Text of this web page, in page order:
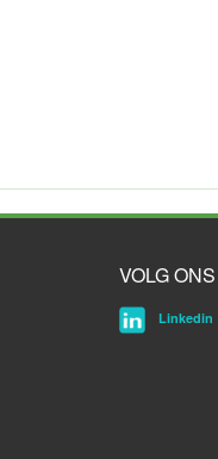
VOLG
Linkedin